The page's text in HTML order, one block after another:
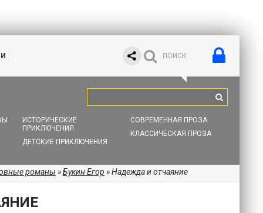
ИСТОРИЧЕСКИЕ
ПРИКЛЮЧЕНИЯ
ДЕТСКИЕ ПРИКЛЮЧЕНИЯ
СОВРЕМЕННАЯ ПРОЗА
КЛАССИЧЕСКАЯ ПРОЗА
романы »Букин Егор » Надежда и отчаяние